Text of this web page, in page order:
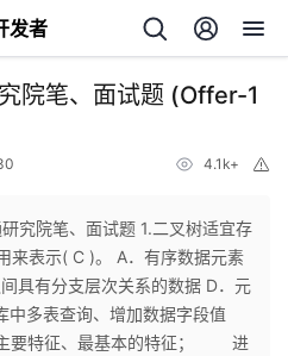
发者
笔、面试题 (Offer-1
4.1k+
究院笔、面试题 1.二叉树适宜存
来表示( C )。 A．有序数据元素
具有分支层次关系的数据 D．元
中多表查询、增加数据字段值
主要特征、最基本的特征； 进